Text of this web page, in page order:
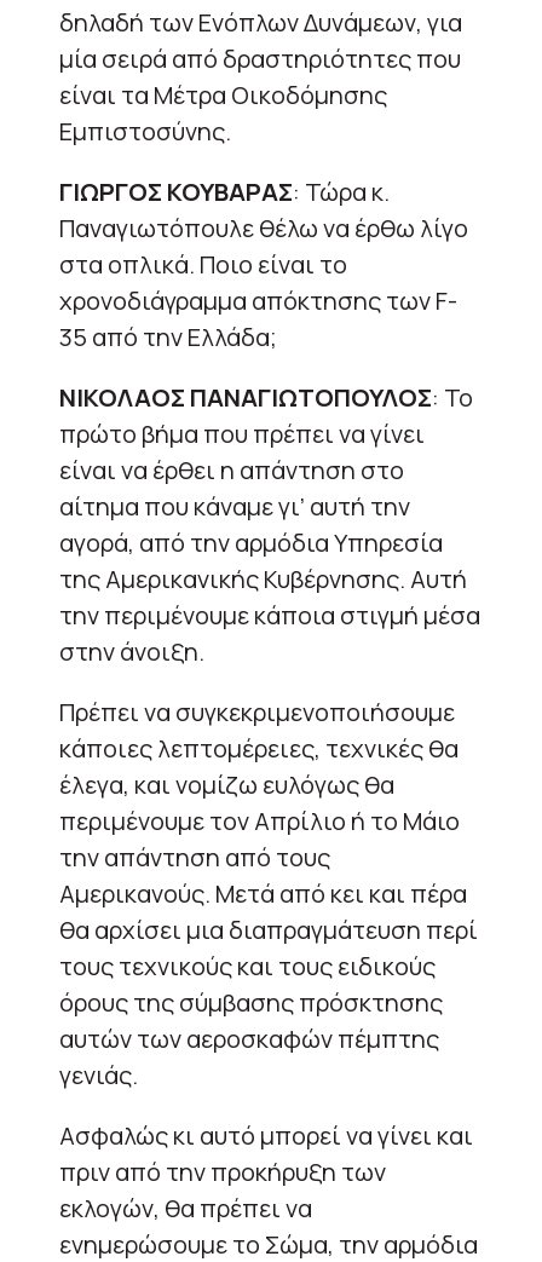
δηλαδή των Ενόπλων Δυνάμεων, για
μία σειρά από δραστηριότητες που
είναι τα Μέτρα Οικοδόμησης
Εμπιστοσύνης.
ΓΙΩΡΓΟΣ ΚΟΥΒΑΡΑΣ: Τώρα κ.
Παναγιωτόπουλε θέλω να έρθω λίγο
στα οπλικά. Ποιο είναι το
χρονοδιάγραμμα απόκτησης των F-
35 από την Ελλάδα;
ΝΙΚΟΛΑΟΣ ΠΑΝΑΓΙΩΤΟΠΟΥΛΟΣ: Το
πρώτο βήμα που πρέπει να γίνει
είναι να έρθει η απάντηση στο
αίτημα που κάναμε γι’ αυτή την
αγορά, από την αρμόδια Υπηρεσία
της Αμερικανικής Κυβέρνησης. Αυτή
την περιμένουμε κάποια στιγμή μέσα
στην άνοιξη.
Πρέπει να συγκεκριμενοποιήσουμε
κάποιες λεπτομέρειες, τεχνικές θα
έλεγα, και νομίζω ευλόγως θα
περιμένουμε τον Απρίλιο ή το Μάιο
την απάντηση από τους
Αμερικανούς. Μετά από κει και πέρα
θα αρχίσει μια διαπραγμάτευση περί
τους τεχνικούς και τους ειδικούς
όρους της σύμβασης πρόσκτησης
αυτών των αεροσκαφών πέμπτης
γενιάς.
Ασφαλώς κι αυτό μπορεί να γίνει και
πριν από την προκήρυξη των
εκλογών, θα πρέπει να
ενημερώσουμε το Σώμα, την αρμόδια